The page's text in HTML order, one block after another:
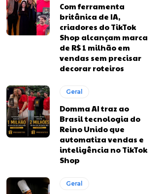
Com ferramenta
britânica de IA,
criadores do TikTok
Shop alcançam marca
de R$ 1 milhão em
vendas sem precisar
decorar roteiros
Geral
Domma AI traz ao
Brasil tecnologia do
Reino Unido que
automatiza vendas e
inteligência no TikTok
Shop
Geral